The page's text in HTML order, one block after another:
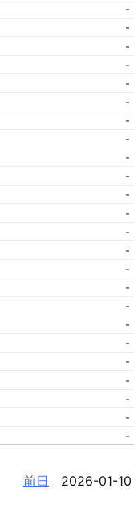
-
-
-
-
-
-
-
-
-
-
-
-
-
-
-
-
-
-
-
-
-
-
-
-
前日 2026-01-10